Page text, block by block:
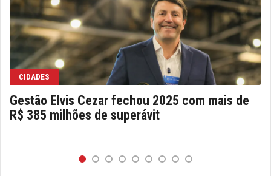
CIDADES
Gestão Elvis Cezar fechou 2025 com mais de
R$ 385 milhões de superávit